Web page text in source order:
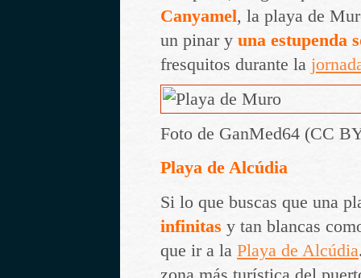
Canyamel, la playa de
un pinar y una estupenda
fresquitos durante la
Foto de GanMed64 (CC
Playa de Alcúdia
Si lo que buscas que una
infinitas y tan blancas
que ir a la Playa de Alcúdia